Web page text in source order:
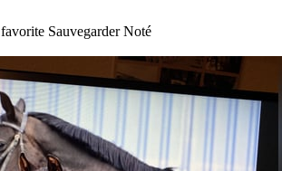
favorite Sauvegarder Noté